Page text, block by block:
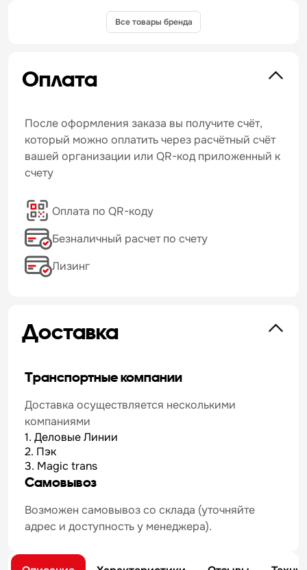
Все товары бренда
Оплата
После оформления заказа вы получите счёт,
который можно оплатить через расчётный счёт
вашей организации или QR-код приложенный к
счету
Оплата по QR-коду
Безналичный расчет по счету
Лизинг
Доставка
Транспортные компании
Доставка осуществляется несколькими
компаниями
1. Деловые Линии
2. Пэк
3. Magic trans
Самовывоз
Возможен самовывоз со склада (уточняйте
адрес и доступность у менеджера).